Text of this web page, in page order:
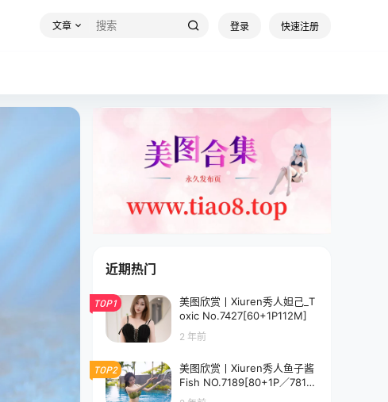
文章 登录 快速注册
近期热门
TOP1
美图欣赏丨Xiuren秀人妲己_T
oxic No.7427[60+1P112M]
2 年前
TOP2
美图欣赏丨Xiuren秀人鱼子酱
Fish NO.7189[80+1P／781M